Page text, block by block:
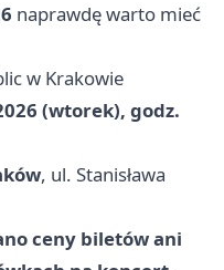
naprawdę warto mieć
w Krakowie
(wtorek), godz.
, ul. Stanisława
ceny biletów ani